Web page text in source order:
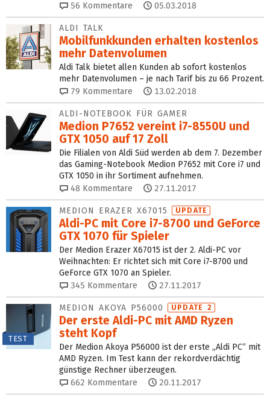
56 Kommentare 05.03.2018
ALDI TALK
Mobilfunkkunden erhalten kostenlos
mehr Datenvolumen
Aldi Talk bietet allen Kunden ab sofort kostenlos
mehr Datenvolumen – je nach Tarif bis zu 66 Prozent.
79 Kommentare 13.02.2018
ALDI-NOTEBOOK FÜR GAMER
Medion P7652 vereint i7-8550U und
GTX 1050 auf 17 Zoll
Die Filialen von Aldi Süd werden ab dem 7. Dezember
das Gaming-Notebook Medion P7652 mit Core i7 und
GTX 1050 in ihr Sortiment aufnehmen.
48 Kommentare 27.11.2017
MEDION ERAZER X67015 UPDATE
Aldi-PC mit Core i7-8700 und GeForce
GTX 1070 für Spieler
Der Medion Erazer X67015 ist der 2. Aldi-PC vor
Weihnachten: Er richtet sich mit Core i7-8700 und
GeForce GTX 1070 an Spieler.
345 Kommentare 27.11.2017
TEST
MEDION AKOYA P56000 UPDATE 2
Der erste Aldi-PC mit AMD Ryzen
steht Kopf
Der Medion Akoya P56000 ist der erste „Aldi PC“ mit
AMD Ryzen. Im Test kann der rekordverdächtig
günstige Rechner überzeugen.
662 Kommentare 20.11.2017